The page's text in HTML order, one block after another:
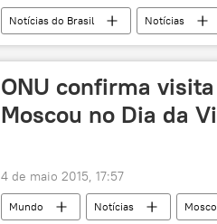
Notícias do Brasil Notícias
ONU confirma
Moscou no Dia da
4 de maio 2015, 17:57
Mundo Notícias